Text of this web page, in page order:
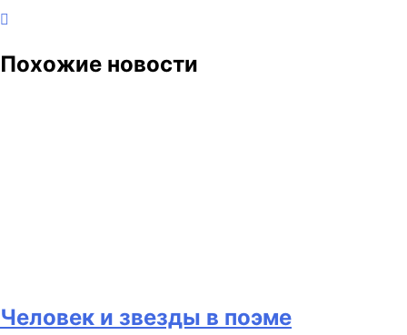
Похожие новости
Человек и звезды в поэме